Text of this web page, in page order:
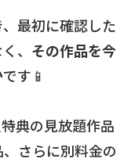
最初に確認した
、 その作品を今
です📱
典の見放題作品
さらに別料金の